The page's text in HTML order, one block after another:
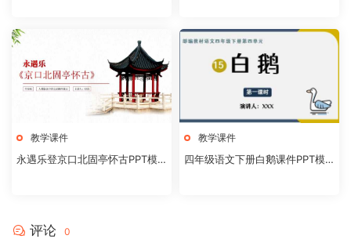
教学课件
永遇乐登京口北固亭怀古PPT模
教学课件
四年级语文下册白鹅课件PPT模
评论 0